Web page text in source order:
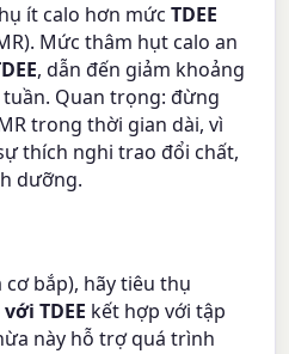
ít calo hơn mứcTDEE
Mức thâm hụt calo an
, dẫn đến giảm khoảng
Quan trọng: đừng
trong thời gian dài, vì
thích nghi trao đổi chất,
dưỡng.
bắp), hãy tiêu thụ
TDEE kết hợp với tập
này hỗ trợ quá trình